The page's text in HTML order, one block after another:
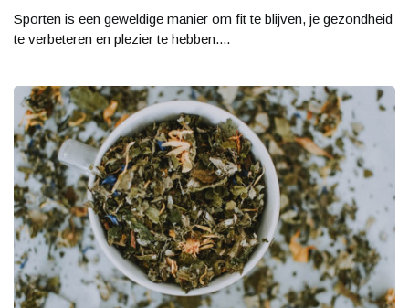
Sporten is een geweldige manier om fit te blijven, je gezondheid
te verbeteren en plezier te hebben....